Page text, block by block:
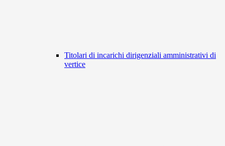
Titolari di incarichi dirigenziali amministrativi di
vertice